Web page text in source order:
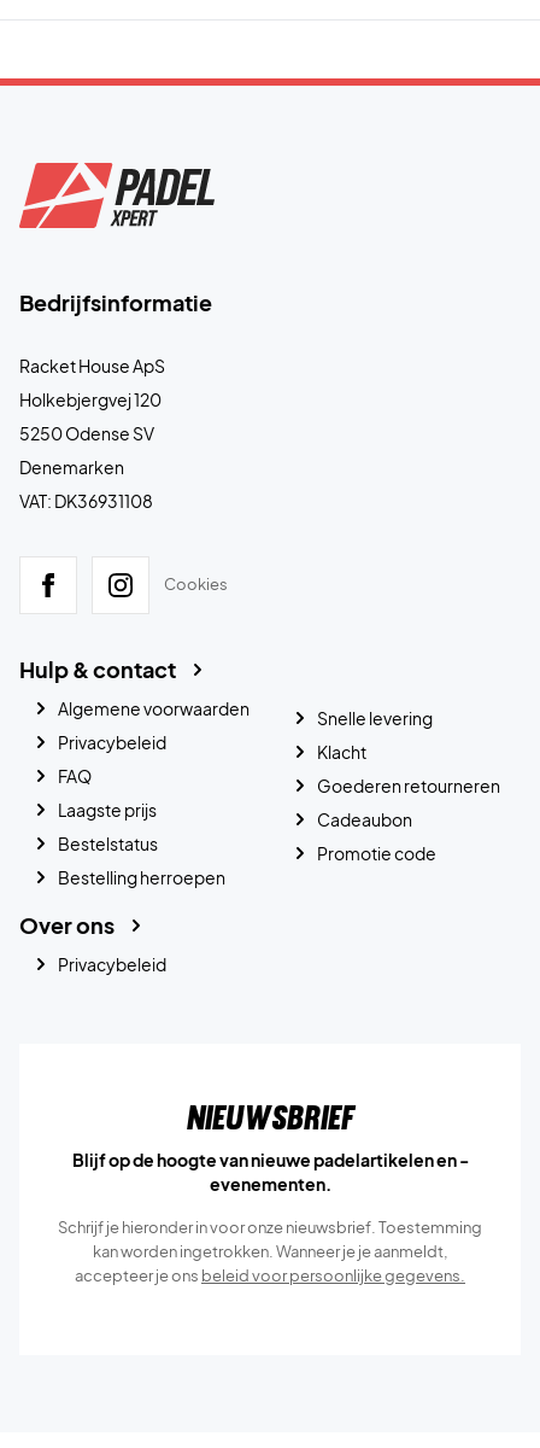
Bedrijfsinformatie
Racket House ApS
Holkebjergvej 120
5250 Odense SV
Denemarken
VAT: DK36931108
Cookies
Hulp & contact
Algemene voorwaarden
Privacybeleid
FAQ
Laagste prijs
Bestelstatus
Bestelling herroepen
Snelle levering
Klacht
Goederen retourneren
Cadeaubon
Promotie code
Over ons
Privacybeleid
Nieuwsbrief
Blijf op de hoogte van nieuwe padelartikelen en -
evenementen.
Schrijf je hieronder in voor onze nieuwsbrief. Toestemming
kan worden ingetrokken. Wanneer je je aanmeldt,
accepteer je ons beleid voor persoonlijke gegevens.